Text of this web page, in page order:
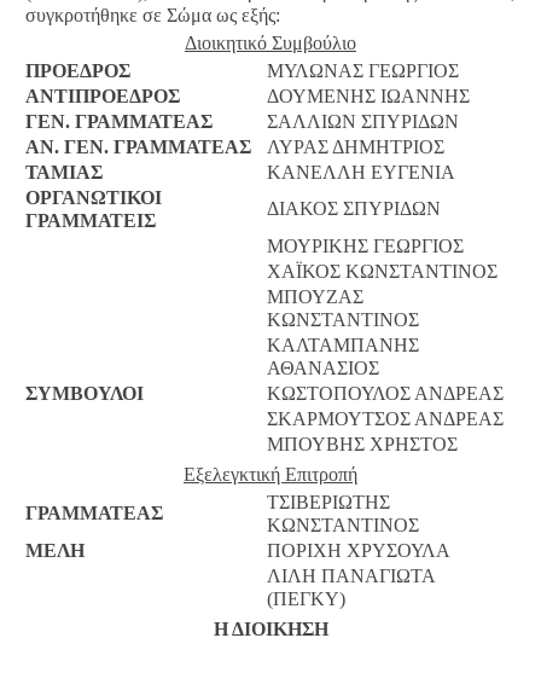
συγκροτήθηκε σε Σώμα ως εξής:
Διοικητικό Συμβούλιο
ΠΡΟΕΔΡΟΣ
ΜΥΛΩΝΑΣ ΓΕΩΡΓΙΟΣ
ΑΝΤΙΠΡΟΕΔΡΟΣ
ΔΟΥΜΕΝΗΣ ΙΩΑΝΝΗΣ
ΓΕΝ. ΓΡΑΜΜΑΤΕΑΣ
ΣΑΛΛΙΩΝ ΣΠΥΡΙΔΩΝ
ΑΝ. ΓΕΝ. ΓΡΑΜΜΑΤΕΑΣ
ΛΥΡΑΣ ΔΗΜΗΤΡΙΟΣ
ΤΑΜΙΑΣ
ΚΑΝΕΛΛΗ ΕΥΓΕΝΙΑ
ΟΡΓΑΝΩΤΙΚΟΙ
ΓΡΑΜΜΑΤΕΙΣ
ΔΙΑΚΟΣ ΣΠΥΡΙΔΩΝ
ΜΟΥΡΙΚΗΣ ΓΕΩΡΓΙΟΣ
ΧΑΪΚΟΣ ΚΩΝΣΤΑΝΤΙΝΟΣ
ΜΠΟΥΖΑΣ
ΚΩΝΣΤΑΝΤΙΝΟΣ
ΚΑΛΤΑΜΠΑΝΗΣ
ΑΘΑΝΑΣΙΟΣ
ΣΥΜΒΟΥΛΟΙ
ΚΩΣΤΟΠΟΥΛΟΣ ΑΝΔΡΕΑΣ
ΣΚΑΡΜΟΥΤΣΟΣ ΑΝΔΡΕΑΣ
ΜΠΟΥΒΗΣ ΧΡΗΣΤΟΣ
Εξελεγκτική Επιτροπή
ΓΡΑΜΜΑΤΕΑΣ
ΤΣΙΒΕΡΙΩΤΗΣ
ΚΩΝΣΤΑΝΤΙΝΟΣ
ΜΕΛΗ
ΠΟΡΙΧΗ ΧΡΥΣΟΥΛΑ
ΛΙΛΗ ΠΑΝΑΓΙΩΤΑ
(ΠΕΓΚΥ)
Η ΔΙΟΙΚΗΣΗ